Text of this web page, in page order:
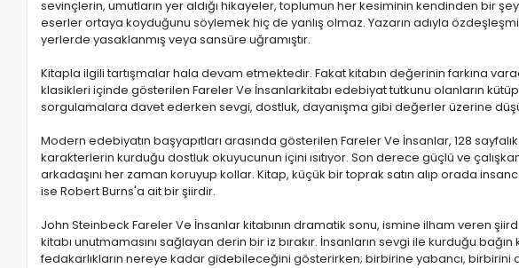
sevinçlerin, umutların yer aldığı hikayeler, toplumun her kesiminin kendinden bir
eserler ortaya koyduğunu söylemek hiç de yanlış olmaz. Yazarın adıyla
yerlerde yasaklanmış veya sansüre uğramıştır.
Kitapla ilgili tartışmalar hala devam etmektedir. Fakat kitabın değerinin farkına
klasikleri içinde gösterilen Fareler Ve İnsanlarkitabı edebiyat tutkunu olanların
sorgulamalara davet ederken sevgi, dostluk, dayanışma gibi değerler üzerine
Modern edebiyatın başyapıtları arasında gösterilen Fareler Ve İnsanlar, 128
karakterlerin kurduğu dostluk okuyucunun içini ısıtıyor. Son derece güçlü ve
arkadaşını her zaman koruyup kollar. Kitap, küçük bir toprak satın alıp orada
ise Robert Burns'a ait bir şiirdir.
John Steinbeck Fareler Ve İnsanlar kitabının dramatik sonu, ismine ilham veren
kitabı unutmamasını sağlayan derin bir iz bırakır. İnsanların sevgi ile kurduğu
fedakarlıkların nereye kadar gidebileceğini gösterirken; birbirine yabancı,